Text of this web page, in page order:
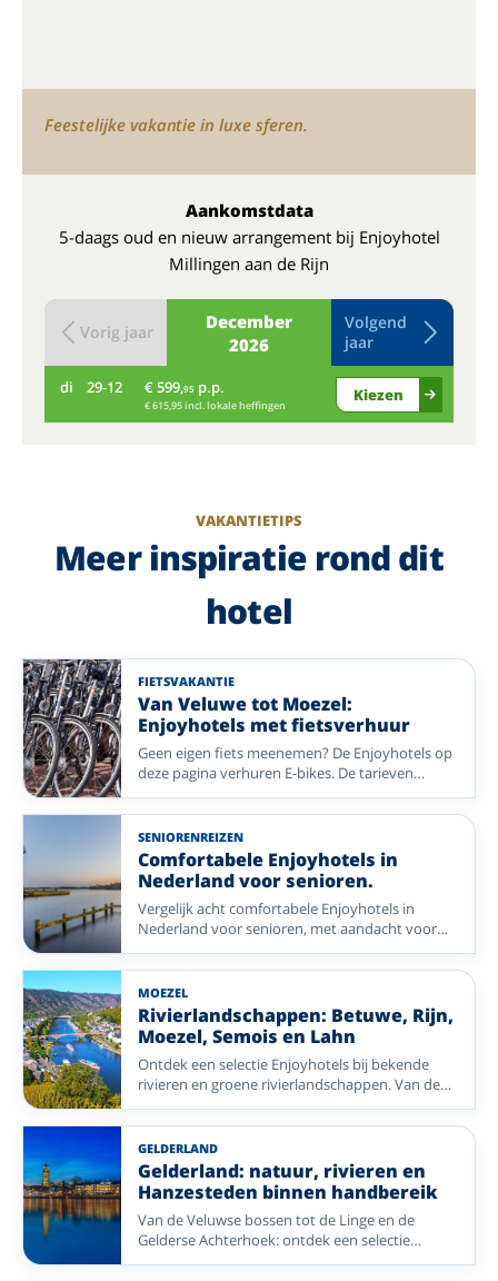
Feestelijke vakantie in luxe sferen.
Aankomstdata
5-daags oud en nieuw arrangement bij Enjoyhotel
Millingen aan de Rijn
December
2026
Vorig jaar
Volgend
jaar
di 29-12 € 599,95 p.p.
€ 615,95 incl. lokale heffingen
Kiezen
VAKANTIETIPS
Meer inspiratie rond dit
hotel
FIETSVAKANTIE
Van Veluwe tot Moezel:
Enjoyhotels met fietsverhuur
Geen eigen fiets meenemen? De Enjoyhotels op
deze pagina verhuren E-bikes. De tarieven
verschillen per hotel. Kies een fietsregio in
Nederland of Duitsland, van kust en rivierdal tot
bos en heide.
SENIORENREIZEN
Comfortabele Enjoyhotels in
Nederland voor senioren.
Vergelijk acht comfortabele Enjoyhotels in
Nederland voor senioren, met aandacht voor
regio, aanwezigheid van een lift,
eenpersoonskamers en uitstapjes.
MOEZEL
Rivierlandschappen: Betuwe, Rijn,
Moezel, Semois en Lahn
Ontdek een selectie Enjoyhotels bij bekende
rivieren en groene rivierlandschappen. Van de
Linge en Rijn tot de Moezel, Semois en Lahn: fijn
voor wandelen, fietsen en ontspannen aan het
water.
GELDERLAND
Gelderland: natuur, rivieren en
Hanzesteden binnen handbereik
Van de Veluwse bossen tot de Linge en de
Gelderse Achterhoek: ontdek een selectie
Enjoyhotels in Gelderland voor wandelen,